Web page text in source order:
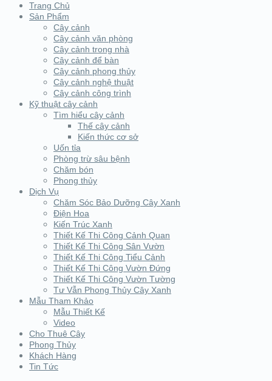
Trang Chủ
Sản Phẩm
Cây cảnh
Cây cảnh văn phòng
Cây cảnh trong nhà
Cây cảnh để bàn
Cây cảnh phong thủy
Cây cảnh nghệ thuật
Cây cảnh công trình
Kỹ thuật cây cảnh
Tìm hiểu cây cảnh
Thế cây cảnh
Kiến thức cơ sở
Uốn tỉa
Phòng trừ sâu bệnh
Chăm bón
Phong thủy
Dịch Vụ
Chăm Sóc Bảo Dưỡng Cây Xanh
Điện Hoa
Kiến Trúc Xanh
Thiết Kế Thi Công Cảnh Quan
Thiết Kế Thi Công Sân Vườn
Thiết Kế Thi Công Tiểu Cảnh
Thiết Kế Thi Công Vườn Đứng
Thiết Kế Thi Công Vườn Tường
Tư Vẫn Phong Thủy Cây Xanh
Mẫu Tham Khảo
Mẫu Thiết Kế
Video
Cho Thuê Cây
Phong Thủy
Khách Hàng
Tin Tức